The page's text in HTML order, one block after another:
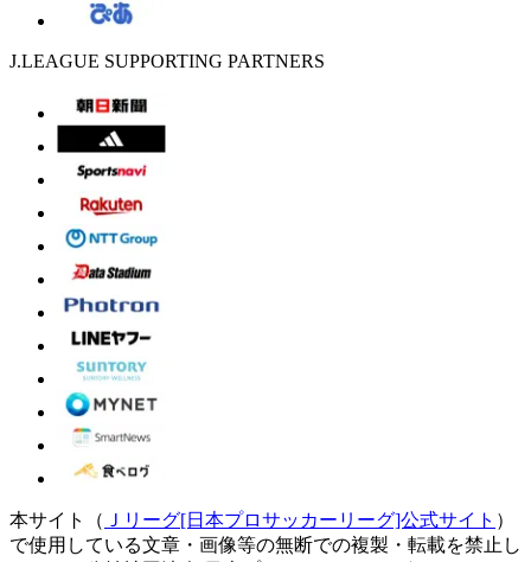
J.LEAGUE SUPPORTING PARTNERS
本サイト（ Ｊリーグ[日本プロサッカーリーグ]公式サイト ）
で使用している文章・画像等の無断での複製・転載を禁止し